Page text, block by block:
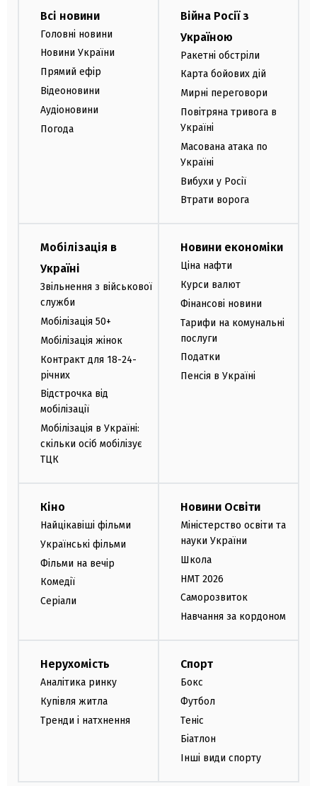
Всі новини
Головні новини
Новини України
Прямий ефір
Відеоновини
Аудіоновини
Погода
Війна Росії з
Україною
Ракетні обстріли
Карта бойових дій
Мирні переговори
Повітряна тривога в
Україні
Масована атака по
Україні
Вибухи у Росії
Втрати ворога
Мобілізація в
Україні
Звільнення з військової
служби
Мобілізація 50+
Мобілізація жінок
Контракт для 18-24-
річних
Відстрочка від
мобілізації
Мобілізація в Україні:
скільки осіб мобілізує
ТЦК
Новини економіки
Ціна нафти
Курси валют
Фінансові новини
Тарифи на комунальні
послуги
Податки
Пенсія в Україні
Кіно
Найцікавіші фільми
Українські фільми
Фільми на вечір
Комедії
Серіали
Новини Освіти
Міністерство освіти та
науки України
Школа
НМТ 2026
Саморозвиток
Навчання за кордоном
Нерухомість
Аналітика ринку
Купівля житла
Тренди і натхнення
Спорт
Бокс
Футбол
Теніс
Біатлон
Інші види спорту